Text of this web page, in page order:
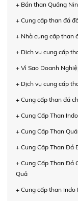
+ Bán than Quảng
+ Cung cấp than đá
+ Nhà cung cấp than
+ Dịch vụ cung cấp
+ Vì Sao Doanh
+ Dịch vụ cung cấp
+ Cung cấp than đá
+ Cung Cấp Than
+ Cung Cấp Than
+ Cung Cấp Than Đá
+ Cung Cấp Than Đá
Quả
+ Cung cấp than